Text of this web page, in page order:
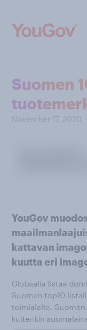
Suomen
November 17, 2020
YouGov
kattavan
kuutta eri
Globaalia listaa
Suomen top10-
toimialalta.
kuitenkin